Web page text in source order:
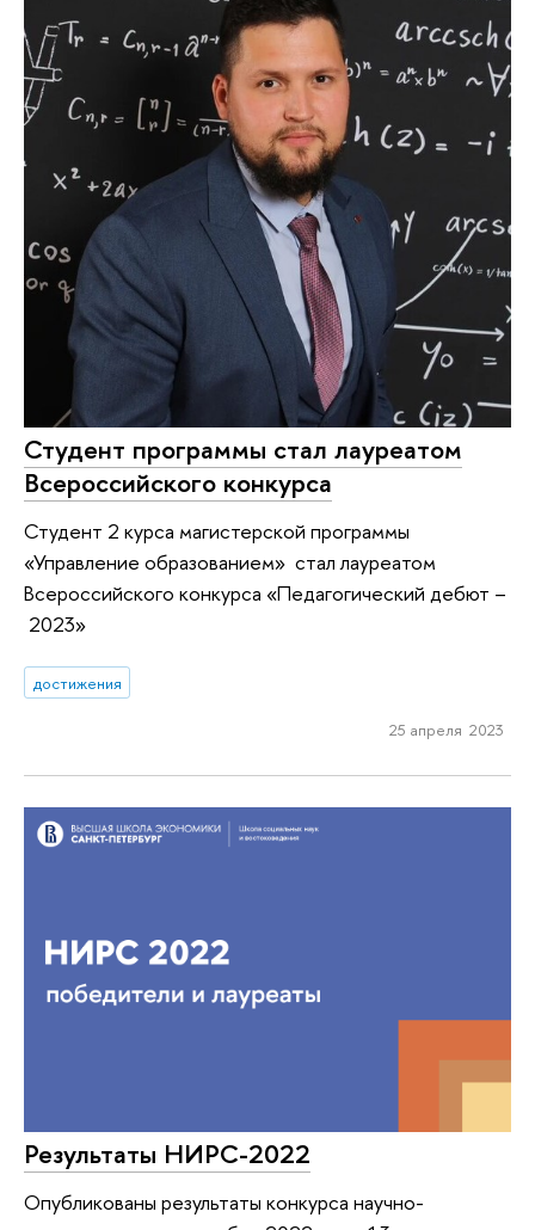
Студент программы стал лауреатом
Всероссийского конкурса
Студент 2 курса магистерской программы
«Управление образованием» стал лауреатом
Всероссийского конкурса «Педагогический дебют –
2023»
достижения
25 апреля 2023
Результаты НИРС-2022
Опубликованы результаты конкурса научно-